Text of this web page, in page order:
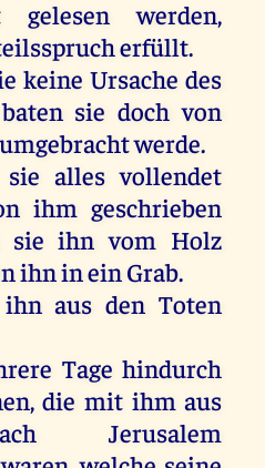
gelesen werden,
erfüllt.
keine Ursache des
baten sie doch von
umgebrachtwerde.
sie alles vollendet
ihm geschrieben
sie ihn vom Holz
ihnineinGrab.
ihn aus den Toten
Tage hindurch
,die mit ihm aus
Jerusalem